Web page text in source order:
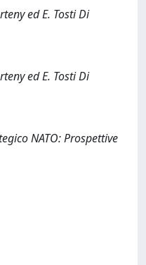
ed E. Tosti Di
ed E. Tosti Di
NATO: Prospettive